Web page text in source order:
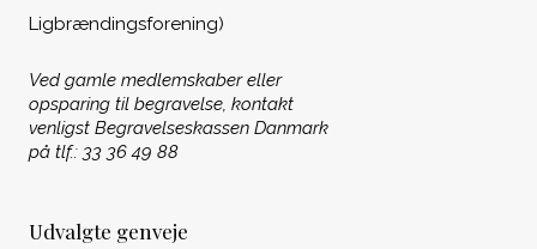
Ligbrændingsforening)
Ved gamle medlemskaber eller
opsparing til begravelse, kontakt
venligst Begravelseskassen Danmark
på tlf.: 33 36 49 88
Udvalgte genveje